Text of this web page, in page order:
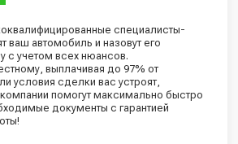
специалисты-
ваш автомобиль и назовут его
с учетом всех нюансов.
выплачивая до 97% от
условия сделки вас устроят,
помогут максимально быстро
документы с гарантией